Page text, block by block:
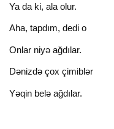
Ya da ki, ala olur.
Aha, tapdım, dedi о
Onlar niyə ağdılar.
Dənizdə çox çimiblər
Yəqin belə ağdılar.